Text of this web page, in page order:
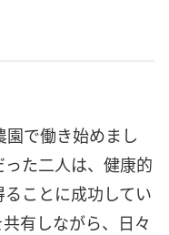
で働き始めまし
た二人は、健康的
ことに成功してい
有しながら、日々